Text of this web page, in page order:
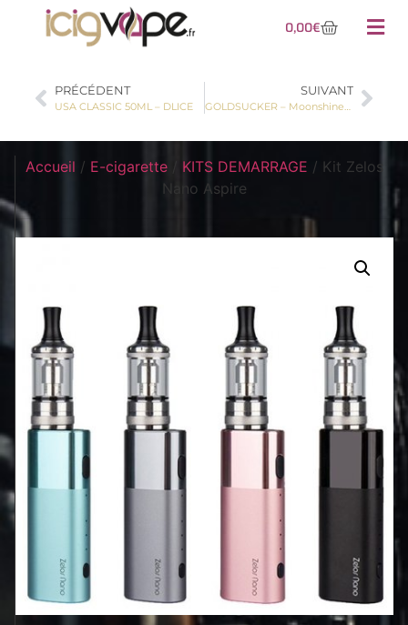
0,00€
PRÉCÉDENT
USA CLASSIC 50ML – DLICE
SUIVANT
GOLDSUCKER – Moonshiners 50 ml
Accueil / E-cigarette KITS DEMARRAGE / Kit Zelos
Nano Aspire